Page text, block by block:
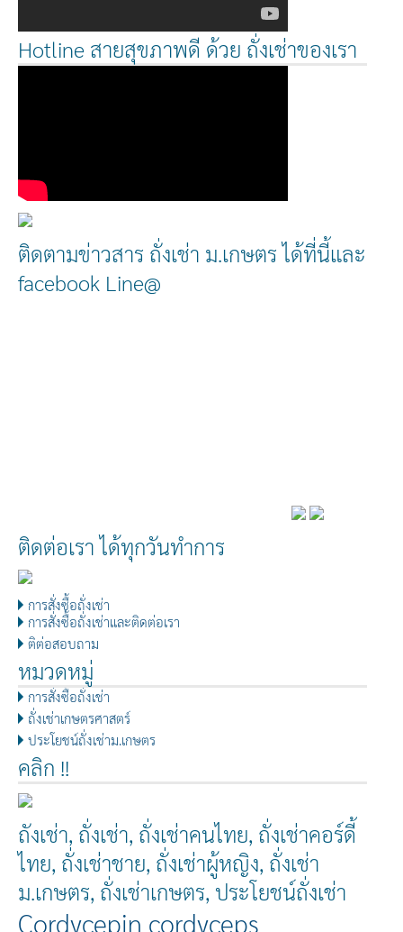
Hotline สายสุขภาพดี ด้วย ถั่งเช่าของเรา
ติดตามข่าวสาร ถั่งเช่า ม.เกษตร ได้ที่นี้และ
facebook Line@
ติดต่อเรา ได้ทุกวันทำการ
การสั่งซื้อถั่งเช่า
การสั่งซื้อถั่งเช่าและติดต่อเรา
ติต่อสอบถาม
หมวดหมู่
การสั่งซื้อถั่งเช่า
ถั่งเช่าเกษตรศาสตร์
ประโยชน์ถั่งเช่าม.เกษตร
คลิก !!
ถังเช่า, ถั่งเช่า, ถั่งเช่าคนไทย, ถั่งเช่าคอร์ดี้
ไทย, ถั่งเช่าชาย, ถั่งเช่าผู้หญิง, ถั่งเช่า
ม.เกษตร, ถั่งเช่าเกษตร, ประโยชน์ถั่งเช่า
Cordycepin cordyceps